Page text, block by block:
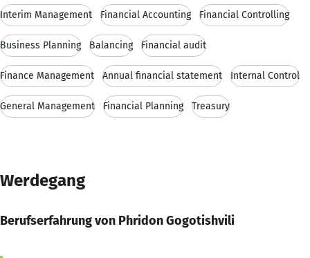
Interim Management Financial Accounting Financial Controlling
Business Planning Balancing Financial audit
Finance Management Annual financial statement Internal Control
General Management Financial Planning Treasury
Werdegang
Berufserfahrung von Phridon Gogotishvili